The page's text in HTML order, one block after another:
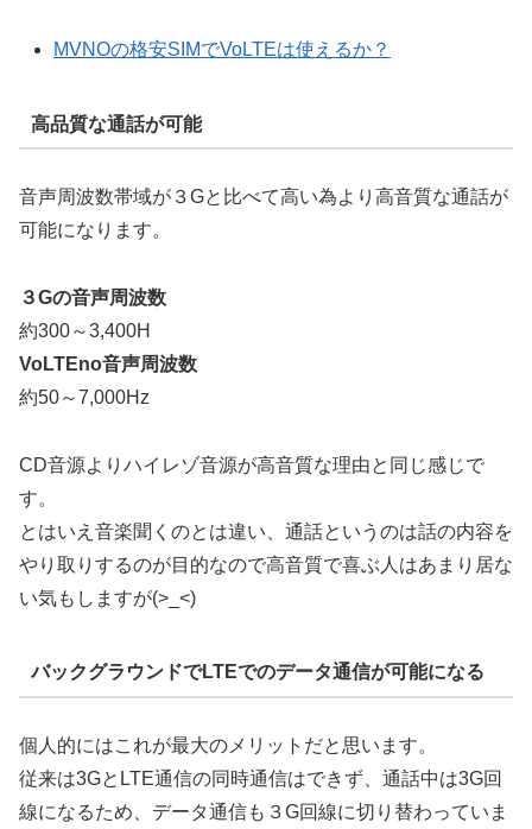
MVNOの格安SIMでVoLTEは使えるか？
高品質な通話が可能
音声周波数帯域が３Gと比べて高い為より高音質な通話が
可能になります。
３Gの音声周波数
約300～3,400H
VoLTEno音声周波数
約50～7,000Hz
CD音源よりハイレゾ音源が高音質な理由と同じ感じで
す。
とはいえ音楽聞くのとは違い、通話というのは話の内容を
やり取りするのが目的なので高音質で喜ぶ人はあまり居な
い気もしますが(>_<)
バックグラウンドでLTEでのデータ通信が可能になる
個人的にはこれが最大のメリットだと思います。
従来は3GとLTE通信の同時通信はできず、通話中は3G回
線になるため、データ通信も３G回線に切り替わっていま